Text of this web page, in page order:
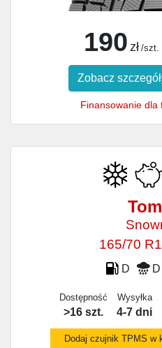
190 zł /szt.
Zobacz
Finansowanie dla
165/70
D D
Dostępność
>16 szt.
Wysyłka
4-7 dni
Dodaj czujnik TPMS w